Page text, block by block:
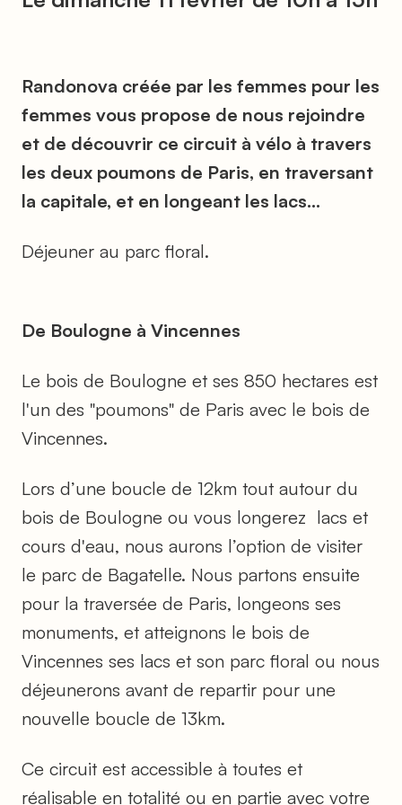
Randonova créée par les femmes pour les
femmes vous propose de nous rejoindre
et de découvrir ce circuit à vélo à travers
les deux poumons de Paris, en traversant
la capitale, et en longeant les lacs...
Déjeuner au parc floral.
De Boulogne à Vincennes
Le bois de Boulogne et ses 850 hectares est
l'un des "poumons" de Paris avec le bois de
Vincennes.
Lors d’une boucle de 12km tout autour du
bois de Boulogne ou vous longerez lacs et
cours d'eau, nous aurons l’option de visiter
le parc de Bagatelle. Nous partons ensuite
pour la traversée de Paris, longeons ses
monuments, et atteignons le bois de
Vincennes ses lacs et son parc floral ou nous
déjeunerons avant de repartir pour une
nouvelle boucle de 13km.
Ce circuit est accessible à toutes et
réalisable en totalité ou en partie avec votre